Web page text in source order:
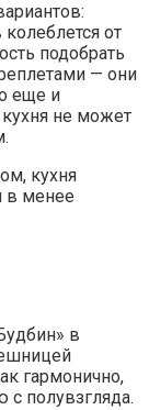
от
подобрать
— они
еще и
не может
кухня
в менее
в
гармонично,
с полувзгляда.